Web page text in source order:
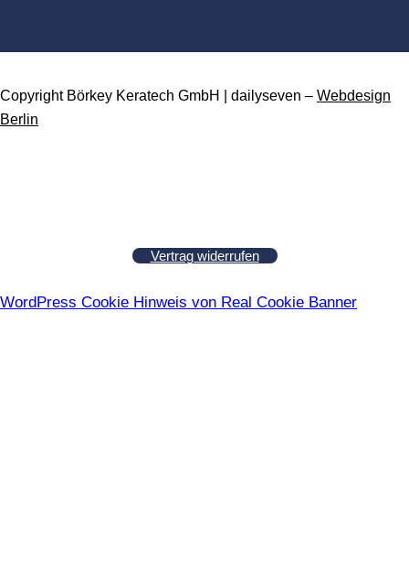
Copyright Börkey Keratech GmbH | dailyseven – Webdesign
Berlin
Vertrag widerrufen
WordPress Cookie Hinweis von Real Cookie Banner